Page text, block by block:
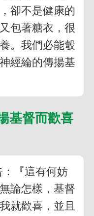
卻不是健康的
包著糖衣，很
。我們必能彀
經綸的傳揚基
基督而歡喜
『這有何妨
論怎樣，基督
就歡喜，並且